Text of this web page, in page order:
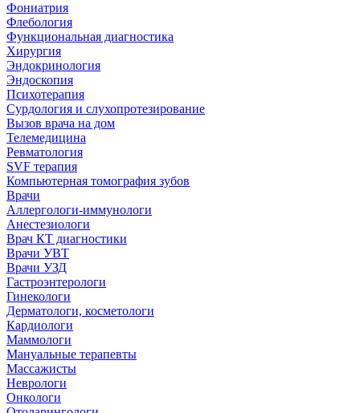
Фониатрия
Флебология
Функциональная диагностика
Хирургия
Эндокринология
Эндоскопия
Психотерапия
Сурдология и слухопротезирование
Вызов врача на дом
Телемедицина
Ревматология
SVF терапия
Компьютерная томография зубов
Врачи
Аллергологи-иммунологи
Анестезиологи
Врач КТ диагностики
Врачи УВТ
Врачи УЗД
Гастроэнтерологи
Гинекологи
Дерматологи, косметологи
Кардиологи
Маммологи
Мануальные терапевты
Массажисты
Неврологи
Онкологи